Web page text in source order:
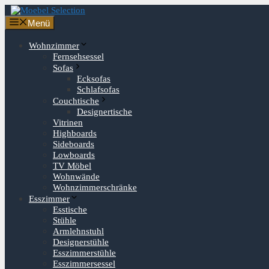
Zum
Inhalt
springen
Menü
Wohnzimmer
Fernsehsessel
Sofas
Ecksofas
Schlafsofas
Couchtische
Designertische
Vitrinen
Highboards
Sideboards
Lowboards
TV Möbel
Wohnwände
Wohnzimmerschränke
Esszimmer
Esstische
Stühle
Armlehnstuhl
Designerstühle
Esszimmerstühle
Esszimmersessel